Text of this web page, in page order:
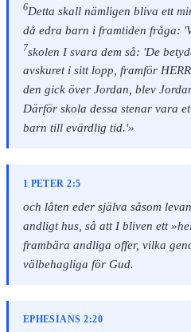
6Detta skall nämligen bliva ett
då edra barn i framtiden fråga:
7skolen I svara dem så: 'De
avskuret i sitt lopp, framför
den gick över Jordan, blev
Därför skola dessa stenar vara
barn till evärdlig tid.'»
1 PETER 2:5
och låten eder själva såsom
andligt hus, så att I bliven ett
frambära andliga offer, vilka
välbehagliga för Gud.
EPHESIANS 2:20